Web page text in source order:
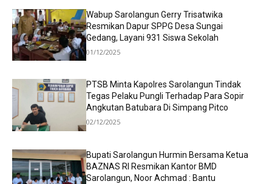
Wabup Sarolangun Gerry Trisatwika
Resmikan Dapur SPPG Desa Sungai
Gedang, Layani 931 Siswa Sekolah
01/12/2025
PTSB Minta Kapolres Sarolangun Tindak
Tegas Pelaku Pungli Terhadap Para Sopir
Angkutan Batubara Di Simpang Pitco
02/12/2025
Bupati Sarolangun Hurmin Bersama Ketua
BAZNAS RI Resmikan Kantor BMD
Sarolangun, Noor Achmad : Bantu